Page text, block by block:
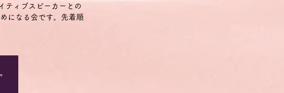
ティブスピーカーとの
になる会です。先着順